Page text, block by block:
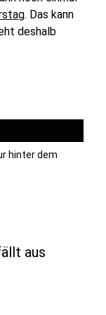
. Das kann
deshalb
hinter dem
aus